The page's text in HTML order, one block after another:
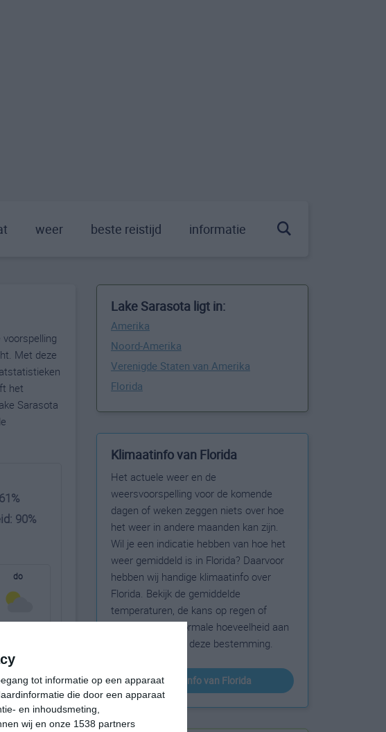
tot informatie op een apparaat
die door een apparaat
en inhoudsmeting,
wij en onze 1538 partners
weer beste reistijd informatie
Met deze
het
Sarasota
90%
do
25°C
21:00
Lake Sarasota ligt in:
Amerika
Noord-Amerika
Verenigde Staten van Amerika
Florida
Klimaatinfo van Florida
Het actuele weer en de
weersvoorspelling voor de komende
dagen of weken zeggen niets over hoe
het weer in andere maanden kan zijn.
Wil je een indicatie hebben van hoe het
weer gemiddeld is in Florida? Daarvoor
hebben wij handige klimaatinfo over
Florida. Bekijk de gemiddelde
temperaturen, de kans op regen of
sneeuw en de normale hoeveelheid aan
zonneschijn voor deze bestemming.
klimaatinfo van Florida